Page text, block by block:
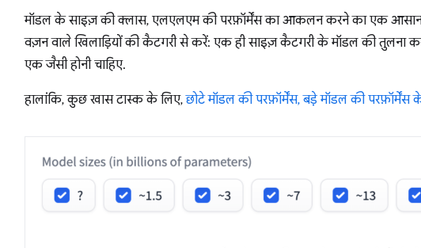
मॉडल के साइज़ की क्लास, एलएलएम की परफ़ॉर्मेंस का आकलन करने का एक
वज़न वाले खिलाड़ियों की कैटगरी से करें: एक ही साइज़ कैटगरी के मॉडल की तुलना
एक जैसी होनी चाहिए.
हालांकि, कुछ खास टास्क के लिए,छोटे मॉडल की परफ़ॉर्मेंस, बड़े मॉडल की परफ़ॉर्मेंस